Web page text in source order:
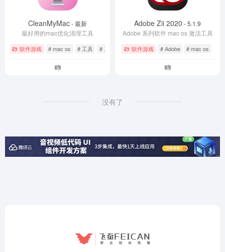
CleanMyMac- 最新
最好用的mac优化清理工具
软件游戏 # mac os # 工具 # 系统优化
Adobe Zii 2020 - 5.1.9
Adobe 系列软件 mac os 激活工具
软件游戏 # Adobe # mac os
没有了